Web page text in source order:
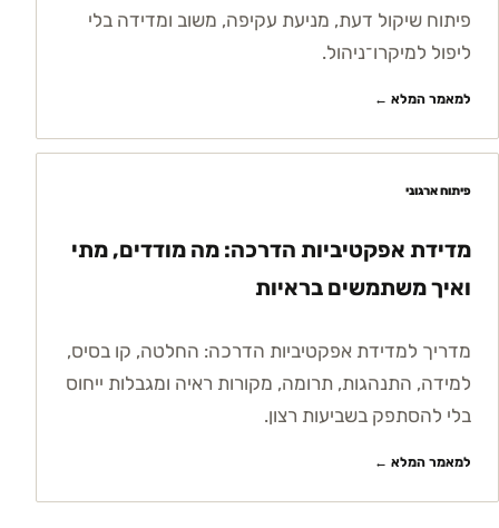
פיתוח שיקול דעת, מניעת עקיפה, משוב ומדידה בלי
ליפול למיקרו־ניהול.
למאמר המלא ←
פיתוח ארגוני
מדידת אפקטיביות הדרכה: מה מודדים, מתי
ואיך משתמשים בראיות
מדריך למדידת אפקטיביות הדרכה: החלטה, קו בסיס,
למידה, התנהגות, תרומה, מקורות ראיה ומגבלות ייחוס
בלי להסתפק בשביעות רצון.
למאמר המלא ←